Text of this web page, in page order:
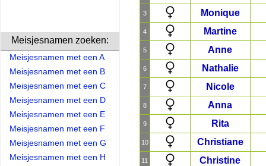
Meisjesnamen zoeken:
Meisjesnamen met een A
Meisjesnamen met een B
Meisjesnamen met een C
Meisjesnamen met een D
Meisjesnamen met een E
Meisjesnamen met een F
Meisjesnamen met een G
Meisjesnamen met een H
3 Monique
4 Martine
5 Anne
6 Nathalie
7 Nicole
8 Anna
9 Rita
10 Christiane
11 Christine